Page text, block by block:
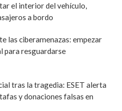
el interior del vehículo,
a bordo
las ciberamenazas: empezar
para resguardarse
tras la tragedia: ESET alerta
y donaciones falsas en